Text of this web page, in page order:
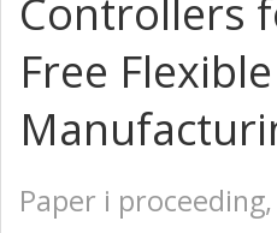
Controllers
Free Flexible
Paper i